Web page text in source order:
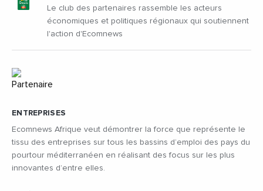
ENTREPRISES
Ecomnews Afrique veut démontrer la force que représente le
tissu des entreprises sur tous les bassins d’emploi des pays du
pourtour méditerranéen en réalisant des focus sur les plus
innovantes d’entre elles.
Le club des partenaires rassemble les acteurs
économiques et politiques régionaux qui soutiennent
l'action d'Ecomnews